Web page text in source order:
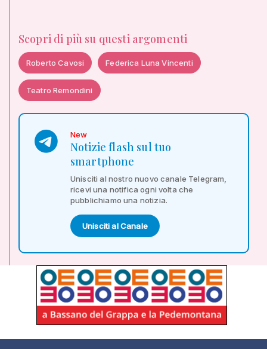
Scopri di più su questi argomenti
Roberto Cavosi Federica Luna Vincenti
Teatro Remondini
New
Notizie flash sul tuo
smartphone
Unisciti al nostro nuovo canale Telegram,
ricevi una notifica ogni volta che
pubblichiamo una notizia.
Unisciti al Canale